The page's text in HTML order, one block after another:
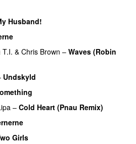
Husband!
T.I. & Chris Brown – Waves (Robin
Undskyld
– Cold Heart (Pnau Remix)
Girls